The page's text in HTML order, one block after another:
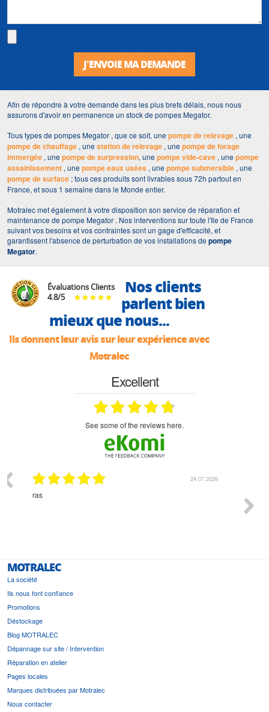
J'ENVOIE MA DEMANDE
Afin de répondre à votre demande dans les plus brefs délais, nous nous
assurons d'avoir en permanence un stock de pompes Megator.
Tous types de pompes Megator , que ce soit, unepompe de relevage , une
pompe de chauffage , unestation de relevage , unepompe de forage
immergée , unepompe de surpression, unepompe vide-cave , unepompe
assainissement , unepompe eaux usées , unepompe submersible , une
pompe de surface ; tous ces produits sont livrables sous 72h partout en
France, et sous 1 semaine dans le Monde entier.
Motralec met également à votre disposition son service de réparation et
maintenance de pompe Megator . Nos interventions sur toute l'Ile de France
suivant vos besoins et vos contraintes sont un gage d'efficacité, et
garantissent l'absence de perturbation de vos installations depompe
Megator.
Évaluations Clients
4.8/5
Nos clients
parlent bien
mieux que nous...
Ils donnent leur avis sur leur expérience avec
Motralec
Excellent
see some of the reviews here.
18.07.2026
Monsieur Delhaye est une personne disponible, à
MOTRALEC
La société
Ils nous font confiance
Promotions
Déstockage
Blog MOTRALEC
Dépannage sur site / Intervention
Réparation en atelier
Pages locales
Marques distribuées par Motralec
Nous contacter